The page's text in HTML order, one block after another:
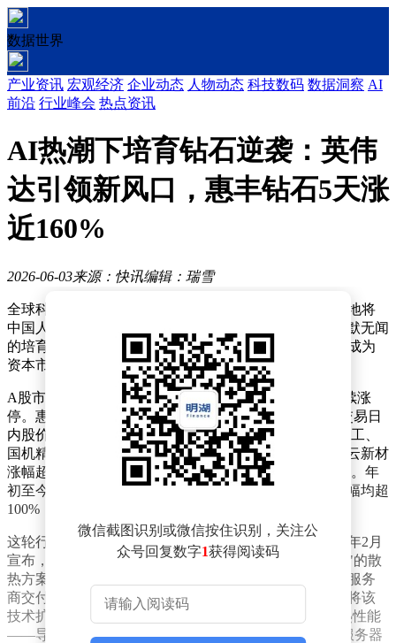
数据世界
产业资讯 宏观经济 企业动态 人物动态 科技数码 数据洞察 AI
前沿 行业峰会 热点资讯
AI热潮下培育钻石逆袭：英伟
达引领新风口，惠丰钻石5天涨
近160%
2026-06-03来源：快讯编辑：瑞雪
全球科技领域正掀起一场AI散热革命，而这场变革意外地将
中国人造钻石产业推向了风口浪尖。曾经在珠宝市场默默无闻
的培育钻石，如今因AI芯片散热需求激增而备受关注，成为
资本市场的新宠。
A股市场上的培育钻石板块近期表现强劲，多只个股连续涨
停。惠丰钻石成为领涨龙头，5月28日至6月2日的四个交易日
内股价翻倍，过去五个交易日累计涨幅近160%。楚江新工、
国机精工、黄河旋风等公司也纷纷涨停，英诺激光、博云新材
涨幅超过7%，四方达、力量钻石、中兵红箭等个股跟涨。年
初至今，英诺激光、力量钻石、黄河旋风、惠丰钻石涨幅均超
100%，四方达累计涨幅更是超过230%。
这轮行情的爆发与AI芯片散热需求密切相关。英伟达今年2月
宣布，其下一代GPU芯片将采用"金刚石复合材料+液冷"的散
热方案。随后，其合作伙伴Akash Systems向印度主权云服务
商交付了全球首批搭载钻石冷却技术的GPU服务器，并将该
技术扩展至AMD的高端AI芯片。金刚石因其优异的导热性能
——导热能力是铜的5倍、硅的10倍——被视为高端AI服务器
微信截图识别或微信按住识别，关注公
众号回复数字1获得阅读码